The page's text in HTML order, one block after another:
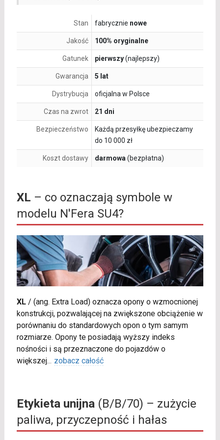
Stan fabrycznie nowe
Jakość 100% oryginalne
Gatunek pierwszy(najlepszy)
Gwarancja 5 lat
Dystrybucja oficjalna w Polsce
Czas na zwrot 21 dni
Bezpieczeństwo
Każdą przesyłkę ubezpieczamy
do 10 000 zł
Koszt dostawy darmowa (bezpłatna)
XL – co oznaczają symbole w
modelu N'Fera SU4?
XL/ (ang. Extra Load) oznacza opony o wzmocnionej
konstrukcji, pozwalającej na zwiększone obciążenie w
porównaniu do standardowych opon o tym samym
rozmiarze. Opony te posiadają wyższy indeks
nośności i są przeznaczone do pojazdów o
większej... zobacz całość
Etykieta unijna(B/B/70) – zużycie
paliwa, przyczepność i hałas